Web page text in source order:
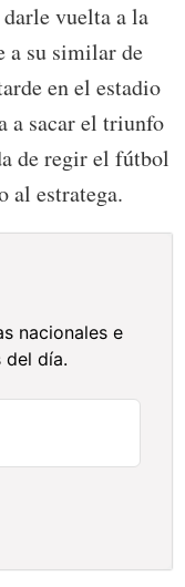
vuelta a la
a su similar de
en el estadio
a sacar el triunfo
de regir el fútbol
al estratega.
nacionales e
del día.